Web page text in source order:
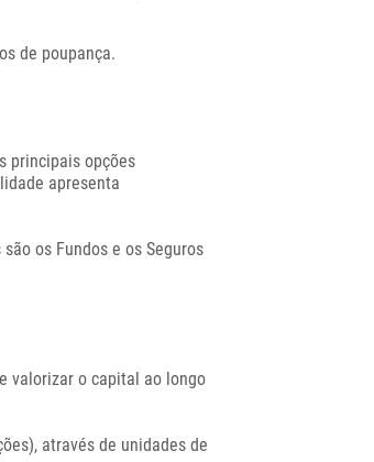
de poupança.
principais opções
apresenta
os Fundos e os Seguros
valorizar o capital ao longo
através de unidades de